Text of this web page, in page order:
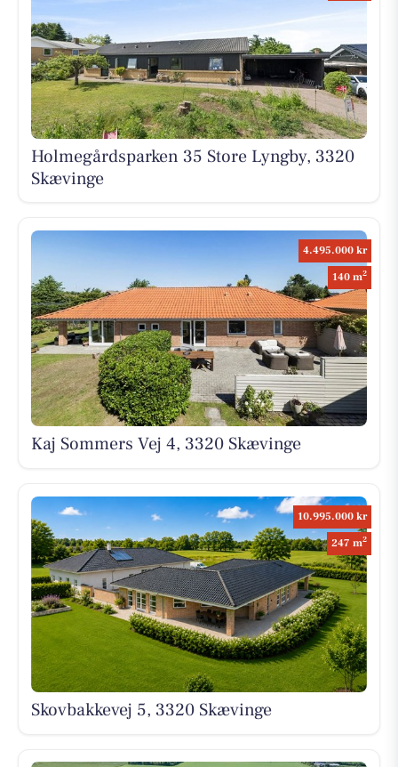
Holmegårdsparken 35 Store Lyngby, 3320
Skævinge
4.495.000 kr
140 m2
Kaj Sommers Vej 4, 3320 Skævinge
10.995.000 kr
247 m2
Skovbakkevej 5, 3320 Skævinge